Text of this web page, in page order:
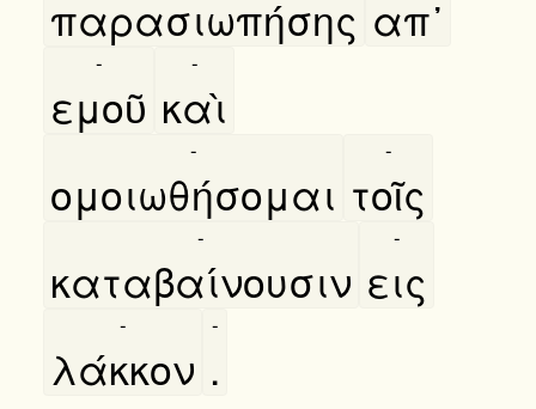
παρασιωπήσης απ᾿
εμοῦ
-
καὶ
-
ομοιωθήσομαι
-
τοῖς
-
καταβαίνουσιν
-
εις
-
λάκκον
-
.
-